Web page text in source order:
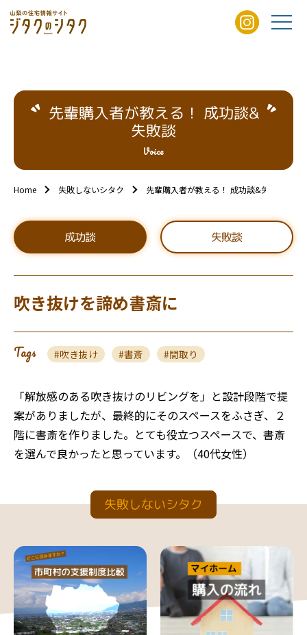
先輩購⼊者が教える！ 成功談&
失敗談
Voice
Home 失敗しないシタク 先輩購⼊者が教える！ 成功談&失敗談
成功談 失敗談
吹き抜けを諦め書斎に
Tags 吹き抜け 書斎 間取り
「解放感のある吹き抜けのリビングを」と設計段階で提
案がありましたが、最終的にそのスペースをふさぎ、２
階に書斎を作りました。とても役立つスペースで、書斎
を選んで良かったと思っています。（40代女性）
失敗しないシタク